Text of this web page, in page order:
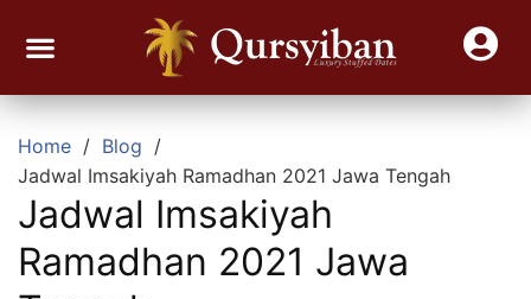
Home
Blog
Jadwal Imsakiyah Ramadhan 2021 Jawa Tengah
Jadwal Imsakiyah
Ramadhan 2021 Jawa